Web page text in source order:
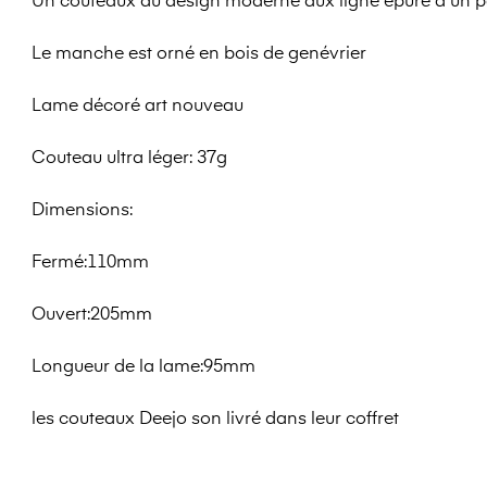
Le manche est orné en bois de genévrier
Lame décoré art nouveau
Couteau ultra léger: 37g
Dimensions:
Fermé:110mm
Ouvert:205mm
Longueur de la lame:95mm
les couteaux Deejo son livré dans leur coffret